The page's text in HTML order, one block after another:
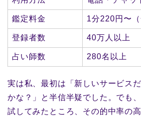
鑑定料金 1分220円〜（
登録者数 40万人以上
占い師数 280名以上
実は私、最初は「新しいサービス
かな？」と半信半疑でした。でも
試してみたところ、その的中率の